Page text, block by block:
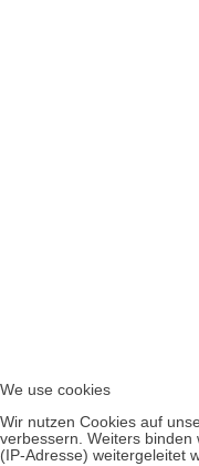
We use cookies
Wir nutzen Cookies auf
verbessern. Weiters binden
(IP-Adresse) weitergeleitet